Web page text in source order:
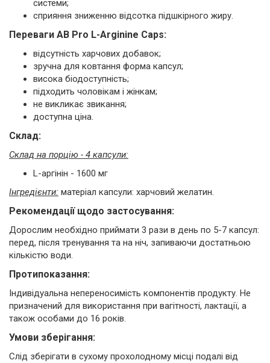
системи;
сприяння зниженню відсотка підшкірного жиру.
Переваги AB Pro L-Arginine Caps:
відсутність харчових добавок;
зручна для ковтання форма капсул;
висока біодоступність;
підходить чоловікам і жінкам;
не викликає звикання;
доступна ціна.
Cклад:
Склад на порцію - 4 капсули:
L-аргінін - 1600 мг
Інгредієнти: матеріал капсули: харчовий желатин.
Рекомендації щодо застосування:
Дорослим необхідно приймати 3 рази в день по 5-7 капсул:
перед, після тренування та на ніч, запиваючи достатньою
кількістю води.
Протипоказання:
Індивідуальна непереносимість компонентів продукту. Не
призначений для використання при вагітності, лактації, а
також особами до 16 років.
Умови зберігання:
Слід зберігати в сухому прохолодному місці подалі від